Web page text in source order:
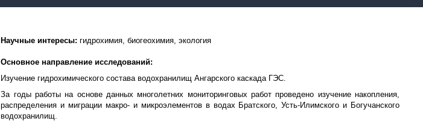
Научные интересы: гидрохимия, биогеохимия, экология
Основное направление исследований:
Изучение гидрохимического состава водохранилищ Ангарского каскада ГЭС.
За годы работы на основе данных многолетних мониторинговых работ проведено изучение накопления,
распределения и миграции макро- и микроэлементов в водах Братского, Усть-Илимского и Богучанского
водохранилищ.